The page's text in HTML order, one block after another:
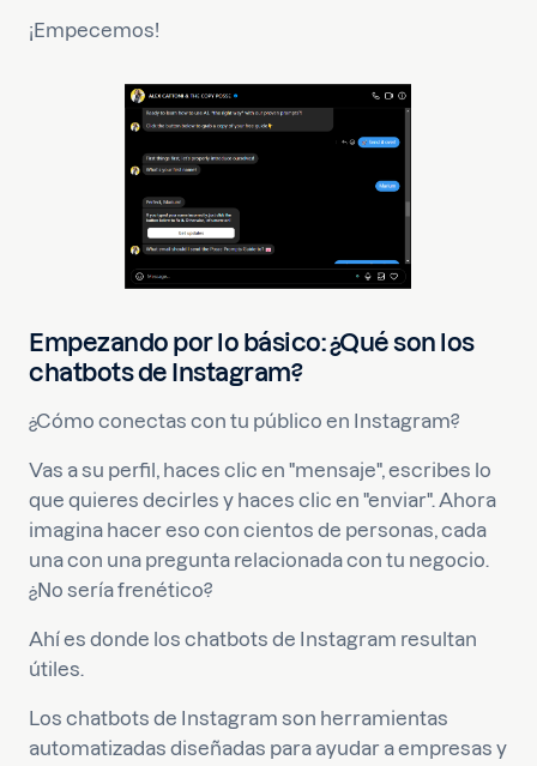
¡Empecemos!
Empezando por lo básico: ¿Qué son los
chatbots de Instagram?
¿Cómo conectas con tu público en Instagram?
Vas a su perfil, haces clic en "mensaje", escribes lo
que quieres decirles y haces clic en "enviar". Ahora
imagina hacer eso con cientos de personas, cada
una con una pregunta relacionada con tu negocio.
¿No sería frenético?
Ahí es donde los chatbots de Instagram resultan
útiles.
Los chatbots de Instagram son herramientas
automatizadas diseñadas para ayudar a empresas y